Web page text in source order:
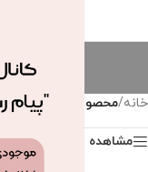
خانه/محصولات برچسب
مشاهده فیلترها